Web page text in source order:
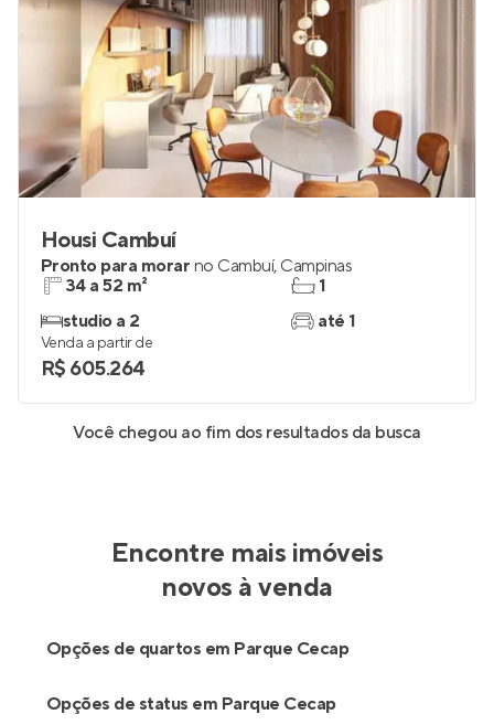
Housi Cambuí
Pronto para morar no Cambuí, Campinas
34 a 52 m²
studio a 2
1
até 1
Venda a partir de
R$ 605.264
Você chegou ao fim dos resultados da busca
Encontre mais imóveis
novos à venda
Opções de quartos em Parque Cecap
Opções de status em Parque Cecap